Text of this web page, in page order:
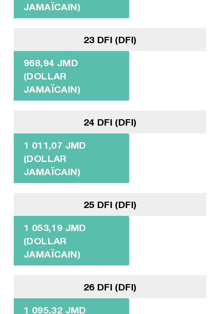
JAMAÏCAIN)
23 DFI (DFI)
968,94 JMD
(DOLLAR
JAMAÏCAIN)
24 DFI (DFI)
1 011,07 JMD
(DOLLAR
JAMAÏCAIN)
25 DFI (DFI)
1 053,19 JMD
(DOLLAR
JAMAÏCAIN)
26 DFI (DFI)
1 095,32 JMD